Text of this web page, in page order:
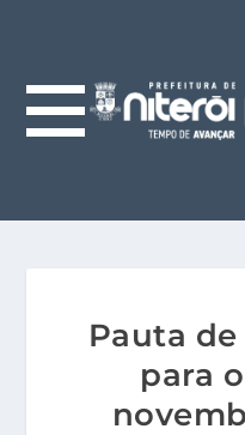
Pauta
para